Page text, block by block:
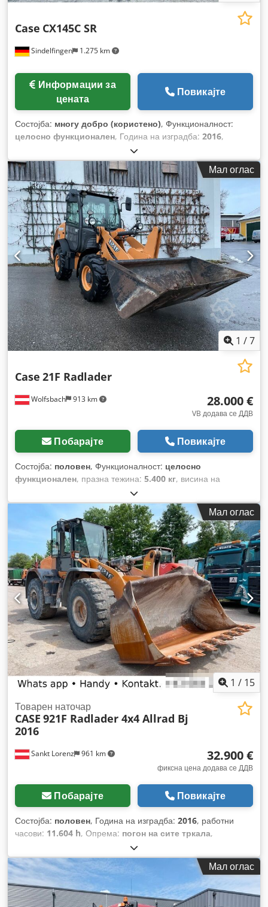
Sindelfingen 1.275 km
Case CX145C SR
цената
Повикајте
Состојба: многу добро (користено), Функционалност:
целосно функционален, Година на изградба: 2016,
Мал оглас
1 /7
Wolfsbach 913 km
Case 21F Radlader
28.000 €
VB додава се ДДВ
Побарајте Повикајте
Состојба: половен, Функционалност: целосно
функционален, празна тежина: 5.400 кг, висина на
, Година на изградба:
часови:2.081 h, вкупна должина:5.550 мм, градежна
2.500 мм, тип на погон:Diesel Motor , градежна
ширина:
1.950 мм
Мал оглас
1 / 15
Sankt Lorenz 961 km
Товарен наточар
CASE 921F Radlader 4x4 Allrad Bj
2016
32.900 €
фиксна цена додава се ДДВ
Побарајте Повикајте
Состојба: половен, Година на изградба: 2016, работни
часови: 11.604 h, Опрема: погон на сите тркала,
Мал оглас